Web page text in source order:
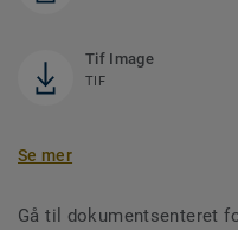
Tif Image
TIF
Se mer
Gå til dokumentsenteret